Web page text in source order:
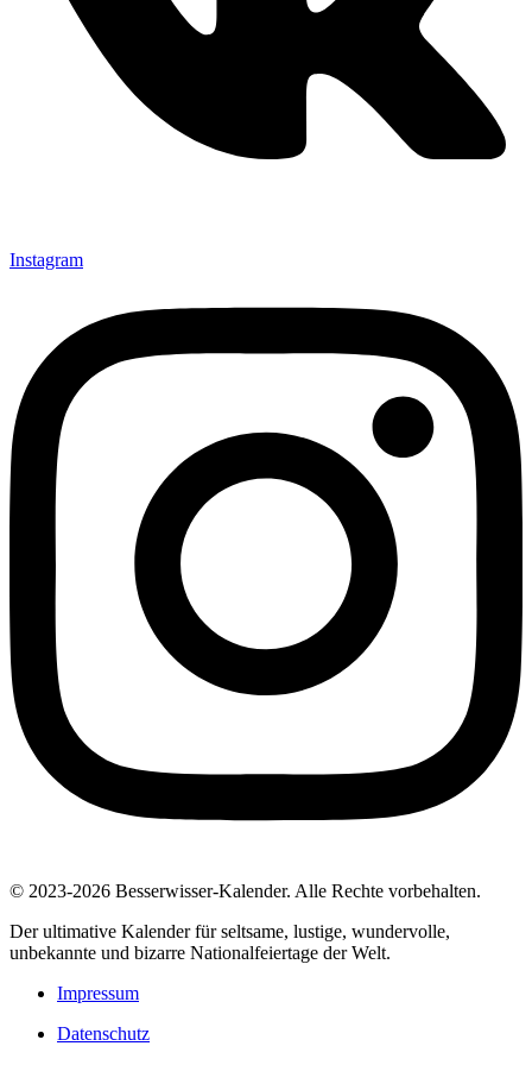
Instagram
© 2023-2026 Besserwisser-Kalender. Alle Rechte vorbehalten.
Der ultimative Kalender für seltsame, lustige, wundervolle,
unbekannte und bizarre Nationalfeiertage der Welt.
Impressum
Datenschutz